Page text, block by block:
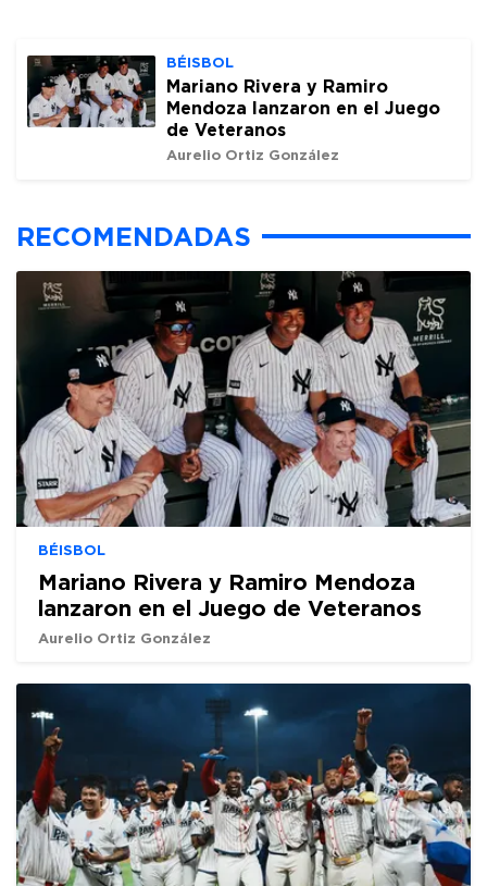
BÉISBOL
Mariano Rivera y Ramiro
Mendoza lanzaron en el Juego
de Veteranos
Aurelio Ortiz González
RECOMENDADAS
BÉISBOL
Mariano Rivera y Ramiro Mendoza
lanzaron en el Juego de Veteranos
Aurelio Ortiz González